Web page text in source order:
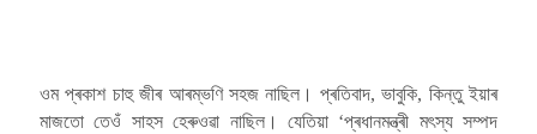
ওম প্ৰকাশ চাহু জীৰ আৰম্ভণি সহজ নাছিল। প্ৰতিবাদ, ভাবুকি, কিন্তু ইয়াৰ
মাজতো তেওঁ সাহস হেৰুওৱা নাছিল। যেতিয়া ‘প্ৰধানমন্ত্ৰী মৎস্য সম্পদ